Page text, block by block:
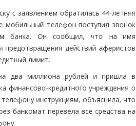
с заявлением обратилась 44-летняя
мобильный телефон поступил звонок
банка. Он сообщил, что на имя
действий аферистов
лимит.
два миллиона рублей и пришла в
финансово-кредитного учреждения о
инструкциям, объяснила, что
банкомат перевела все средства на